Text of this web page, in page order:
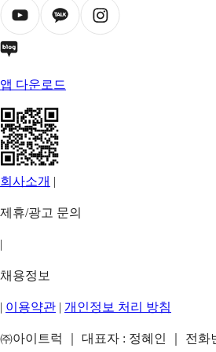
앱 다운로드
회사소개 |
제휴/광고 문의
|
채용정보
| 이용약관 | 개인정보 처리 방침
㈜아이트럭 ｜ 대표자 : 정혜인 ｜ 전화